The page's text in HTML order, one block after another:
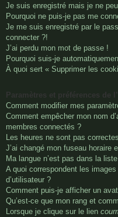
Je suis enregistré mais je ne
Pourquoi ne puis-je pas me
Je me suis enregistré par le
connecter ?!
J’ai perdu mon mot de passe !
Pourquoi suis-je
À quoi sert « Supprimer les
Comment modifier mes
Comment empêcher mon nom
membres connectés ?
Les heures ne sont pas
J’ai changé mon fuseau horaire
Ma langue n’est pas dans la
A quoi correspondent les
d’utilisateur ?
Comment puis-je afficher un
Qu’est-ce que mon rang et
Lorsque je clique sur le lien